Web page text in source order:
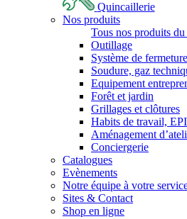
Quincaillerie
Nos produits
Tous nos produits
Outillage
Système de fermeture
Soudure, gaz
Equipement
Forêt et jardin
Grillages et clôtures
Habits de travail, EPI
Aménagement
Conciergerie
Catalogues
Evènements
Notre équipe à votre
Sites & Contact
Shop en ligne